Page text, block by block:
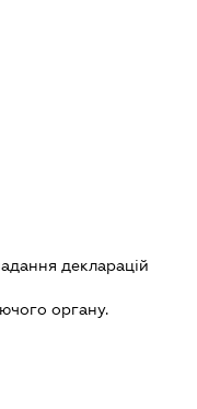
декларацiй
органу.